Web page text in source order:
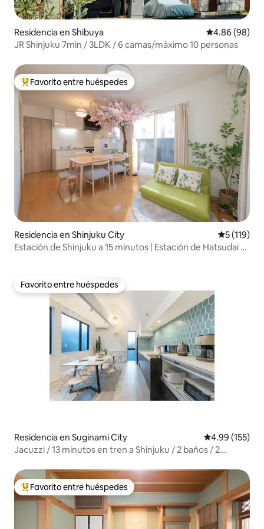
Residencia en Shibuya Calificación
4.86 (98)
JR Shinjuku 7min / 3LDK / 6 camas/máximo 10 personas
De los mejores en Favorito entre huéspedes
Favorito entre huéspedes
Residencia en Shinjuku City
5 (119)
Estación de Shinjuku a 15 minutos | Estación de Hatsudai a
Favorito entre huéspedes
Favorito entre huéspedes
Residencia en Suginami City Calificación
4.99 (155)
Jacuzzi / 13 minutos en tren a Shinjuku / 2 baños / 2
estación más cercana / 145 m²
De los mejores en Favorito entre huéspedes
Favorito entre huéspedes